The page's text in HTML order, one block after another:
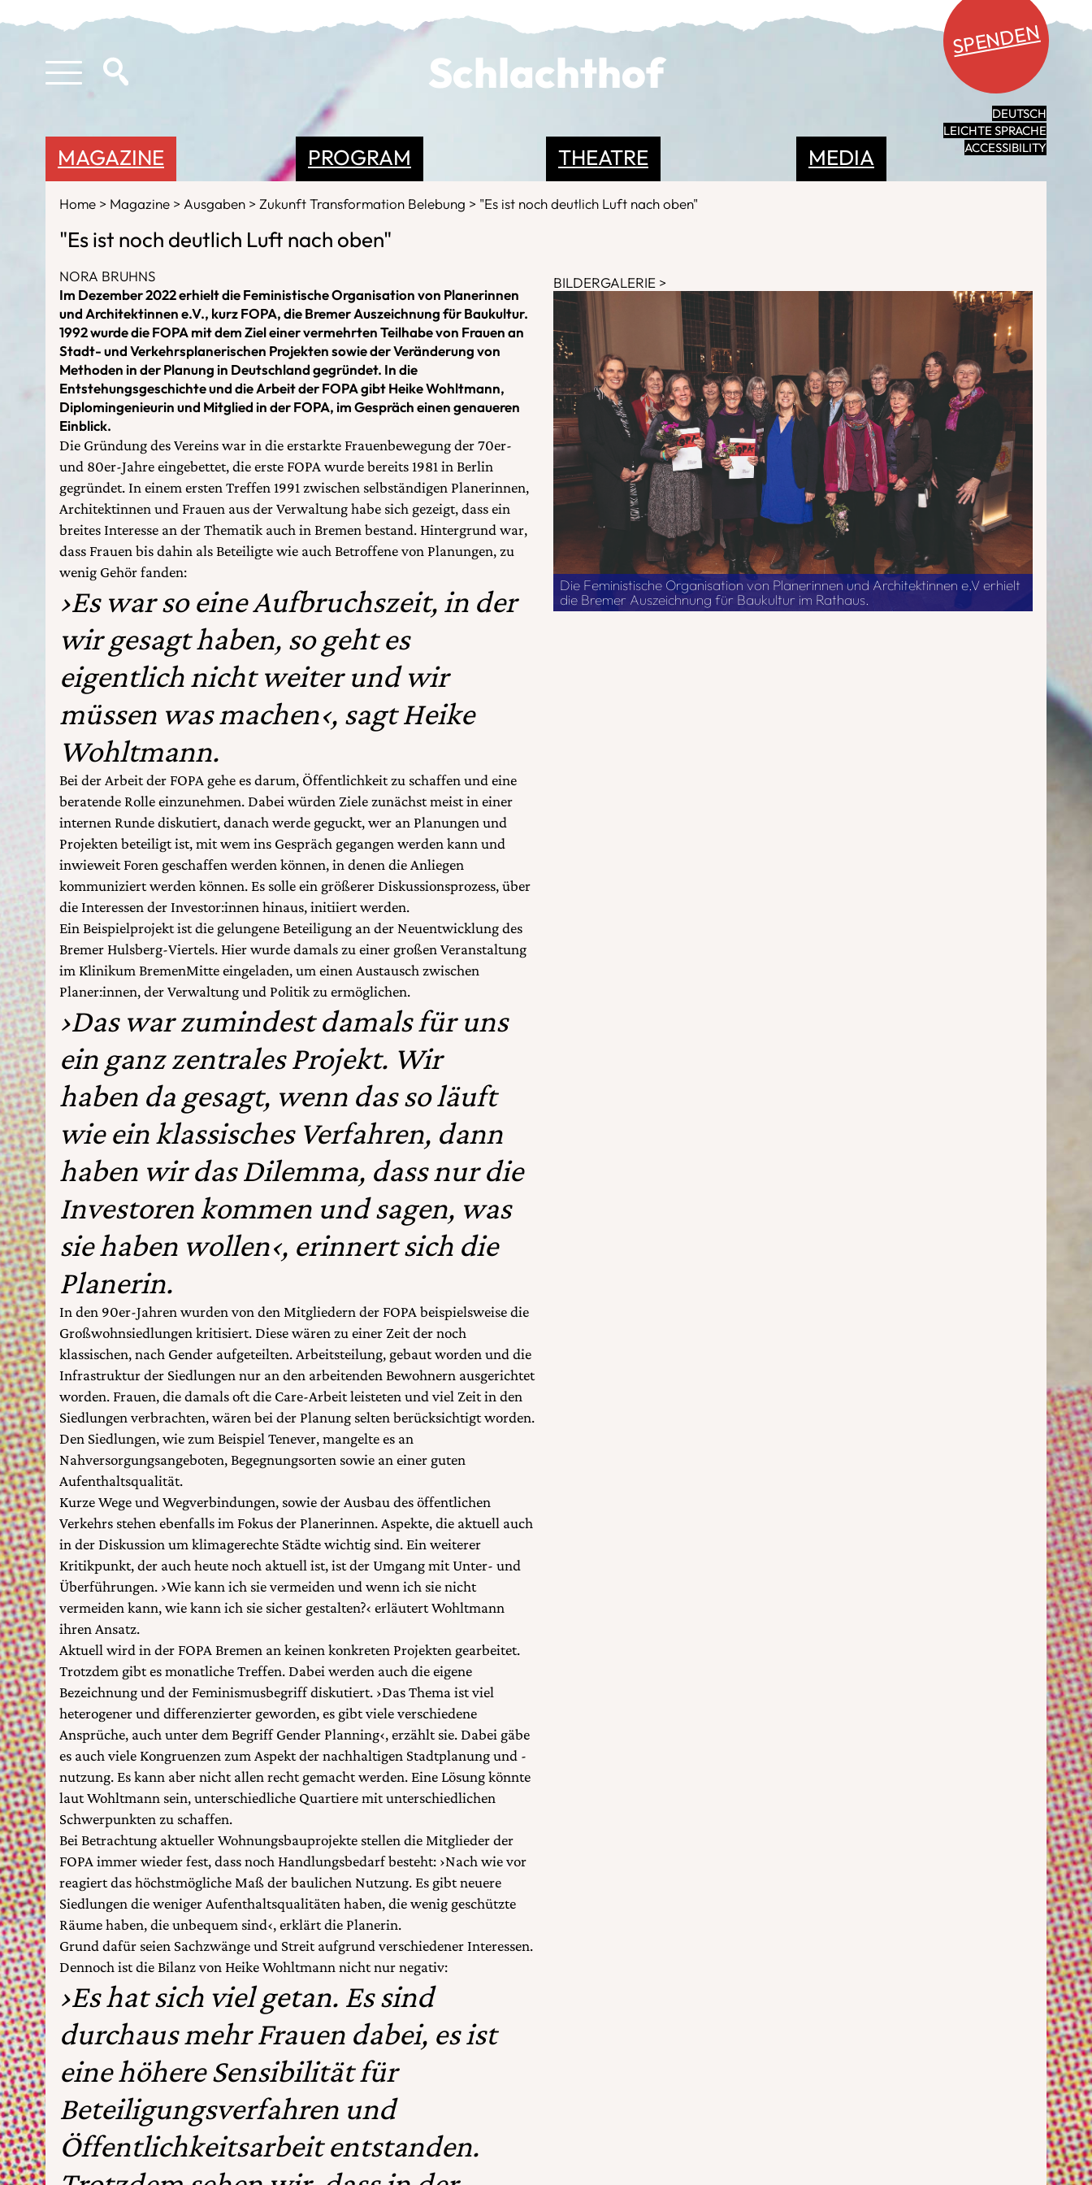
Schlachthof
SPENDEN
DEUTSCH
LEICHTE SPRACHE
ACCESSIBILITY
PROGRAM THEATRE MEDIA
MAGAZINE
Home Magazine Ausgaben Zukunft Transformation Belebung "Es ist noch deutlich Luft nach oben"
"Es ist noch deutlich Luft nach oben"
NORA BRUHNS
Im Dezember 2022 erhielt die Feministische Organisation von Planerinnen
und Architektinnen e.V., kurz FOPA, die Bremer Auszeichnung für Baukultur.
1992 wurde die FOPA mit dem Ziel einer vermehrten Teilhabe von Frauen an
Stadt- und Verkehrsplanerischen Projekten sowie der Veränderung von
Methoden in der Planung in Deutschland gegründet. In die
Entstehungsgeschichte und die Arbeit der FOPA gibt Heike Wohltmann,
Diplomingenieurin und Mitglied in der FOPA, im Gespräch einen genaueren
Einblick.
Die Gründung des Vereins war in die erstarkte Frauenbewegung der 70er-
und 80er-Jahre eingebettet, die erste FOPA wurde bereits 1981 in Berlin
gegründet. In einem ersten Treffen 1991 zwischen selbständigen Planerinnen,
Architektinnen und Frauen aus der Verwaltung habe sich gezeigt, dass ein
breites Interesse an der Thematik auch in Bremen bestand. Hintergrund war,
dass Frauen bis dahin als Beteiligte wie auch Betroffene von Planungen, zu
wenig Gehör fanden:
›Es war so eine Aufbruchszeit, in der
wir gesagt haben, so geht es
eigentlich nicht weiter und wir
müssen was machen‹, sagt Heike
Wohltmann.
Bei der Arbeit der FOPA gehe es darum, Öffentlichkeit zu schaffen und eine
beratende Rolle einzunehmen. Dabei würden Ziele zunächst meist in einer
internen Runde diskutiert, danach werde geguckt, wer an Planungen und
Projekten beteiligt ist, mit wem ins Gespräch gegangen werden kann und
inwieweit Foren geschaffen werden können, in denen die Anliegen
kommuniziert werden können. Es solle ein größerer Diskussionsprozess, über
die Interessen der Investor:innen hinaus, initiiert werden.
Ein Beispielprojekt ist die gelungene Beteiligung an der Neuentwicklung des
Bremer Hulsberg-Viertels. Hier wurde damals zu einer großen Veranstaltung
im Klinikum BremenMitte eingeladen, um einen Austausch zwischen
Planer:innen, der Verwaltung und Politik zu ermöglichen.
›Das war zumindest damals für uns
ein ganz zentrales Projekt. Wir
haben da gesagt, wenn das so läuft
wie ein klassisches Verfahren, dann
haben wir das Dilemma, dass nur die
Investoren kommen und sagen, was
sie haben wollen‹, erinnert sich die
Planerin.
In den 90er-Jahren wurden von den Mitgliedern der FOPA beispielsweise die
Großwohnsiedlungen kritisiert. Diese wären zu einer Zeit der noch
klassischen, nach Gender aufgeteilten. Arbeitsteilung, gebaut worden und die
Infrastruktur der Siedlungen nur an den arbeitenden Bewohnern ausgerichtet
worden. Frauen, die damals oft die Care-Arbeit leisteten und viel Zeit in den
Siedlungen verbrachten, wären bei der Planung selten berücksichtigt worden.
Den Siedlungen, wie zum Beispiel Tenever, mangelte es an
Nahversorgungsangeboten, Begegnungsorten sowie an einer guten
Aufenthaltsqualität.
Kurze Wege und Wegverbindungen, sowie der Ausbau des öffentlichen
Verkehrs stehen ebenfalls im Fokus der Planerinnen. Aspekte, die aktuell auch
in der Diskussion um klimagerechte Städte wichtig sind. Ein weiterer
Kritikpunkt, der auch heute noch aktuell ist, ist der Umgang mit Unter- und
Überführungen. ›Wie kann ich sie vermeiden und wenn ich sie nicht
vermeiden kann, wie kann ich sie sicher gestalten?‹ erläutert Wohltmann
ihren Ansatz.
Aktuell wird in der FOPA Bremen an keinen konkreten Projekten gearbeitet.
Trotzdem gibt es monatliche Treffen. Dabei werden auch die eigene
Bezeichnung und der Feminismusbegriff diskutiert. ›Das Thema ist viel
heterogener und differenzierter geworden, es gibt viele verschiedene
Ansprüche, auch unter dem Begriff Gender Planning‹, erzählt sie. Dabei gäbe
es auch viele Kongruenzen zum Aspekt der nachhaltigen Stadtplanung und -
nutzung. Es kann aber nicht allen recht gemacht werden. Eine Lösung könnte
laut Wohltmann sein, unterschiedliche Quartiere mit unterschiedlichen
Schwerpunkten zu schaffen.
Bei Betrachtung aktueller Wohnungsbauprojekte stellen die Mitglieder der
FOPA immer wieder fest, dass noch Handlungsbedarf besteht: ›Nach wie vor
reagiert das höchstmögliche Maß der baulichen Nutzung. Es gibt neuere
Siedlungen die weniger Aufenthaltsqualitäten haben, die wenig geschützte
Räume haben, die unbequem sind‹, erklärt die Planerin.
Grund dafür seien Sachzwänge und Streit aufgrund verschiedener Interessen.
Dennoch ist die Bilanz von Heike Wohltmann nicht nur negativ:
›Es hat sich viel getan. Es sind
durchaus mehr Frauen dabei, es ist
eine höhere Sensibilität für
Beteiligungsverfahren und
Öffentlichkeitsarbeit entstanden.
BILDERGALERIE
Die Feministische Organisation von Planerinnen und Architektinnen e.V erhielt
die Bremer Auszeichnung für Baukultur im Rathaus.